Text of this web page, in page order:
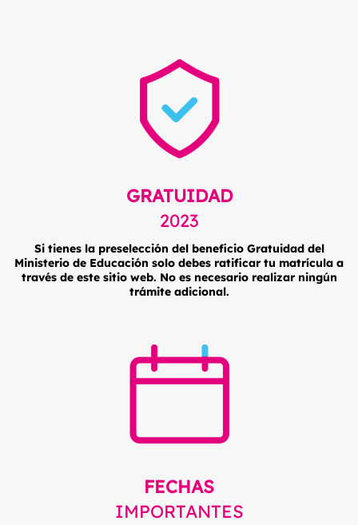
GRATUIDAD
2023
Si tienes la preselección del beneficio Gratuidad del
Ministerio de Educación solo debes ratificar tu matrícula a
través de este sitio web. No es necesario realizar ningún
trámite adicional.
FECHAS
IMPORTANTES